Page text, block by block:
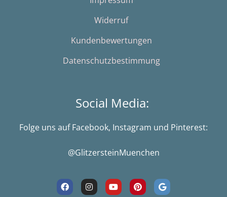
Widerruf
Kundenbewertungen
Datenschutzbestimmung
Social Media:
Folge uns auf Facebook, Instagram und Pinterest:
@GlitzersteinMuenchen
F
a
I
n
Y
o
P
i
G
o